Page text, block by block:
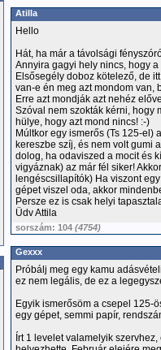
Atilla
Hello
Hát, ha már a távolsági
Annyira gagyi hely nincs, hogy
Elsősegély doboz kötelező, de
van-e én meg azt mondom van,
Erre azt mondják azt nehéz
Szóval nem szokták kérni, hogy
hülye, hogy azt mond nincs! :-)
Múltkor egy ismerős (Ts 125-el)
kereszbe szíj, és nem volt gumi
dolog, ha odaviszed a mocit és
vigyáznak) az már fél siker!
lengéscsillapítók) Ha viszont
gépet viszel oda, akkor
Persze ez is csak helyi
Üdv Attila
sorszám: 104 (4754)
Gexxx
Próbálj meg egy kamu
ez nem legális, de ez a
Egyik ismerősöm a csepel 125-
egy gépet, semmi papír,
Írt 1 levelet valamelyik